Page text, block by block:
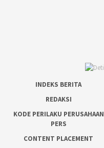
INDEKS BERITA
REDAKSI
KODE PERILAKU PERUSAHAAN
PERS
CONTENT PLACEMENT